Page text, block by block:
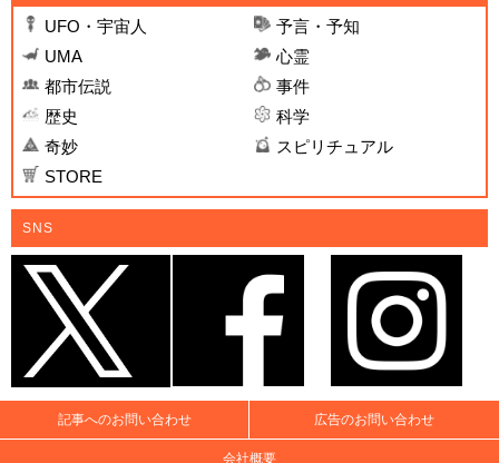
UFO・宇宙人
予言・予知
UMA
心霊
都市伝説
事件
歴史
科学
奇妙
スピリチュアル
STORE
SNS
記事へのお問い合わせ 広告のお問い合わせ
会社概要